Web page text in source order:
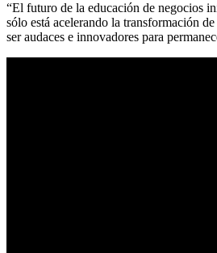
“El futuro de la educación de negocios
sólo está acelerando la transformación
ser audaces e innovadores para